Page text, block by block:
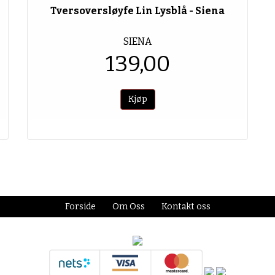
Tversoversløyfe Lin Lysblå - Siena
SIENA
139,00
Forside Om Oss Kontakt oss